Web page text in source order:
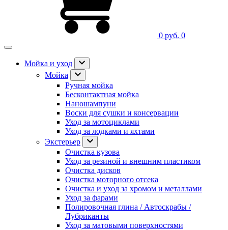
0 руб. 0
Мойка и уход
Мойка
Ручная мойка
Бесконтактная мойка
Наношампуни
Воски для сушки и консервации
Уход за мотоциклами
Уход за лодками и яхтами
Экстерьер
Очистка кузова
Уход за резиной и внешним пластиком
Очистка дисков
Очистка моторного отсека
Очистка и уход за хромом и металлами
Уход за фарами
Полировочная глина / Автоскрабы /
Лубриканты
Уход за матовыми поверхностями